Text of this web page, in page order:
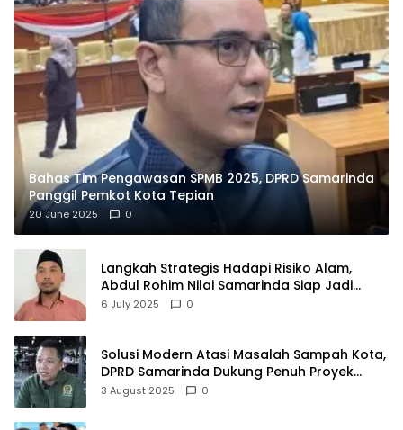
Bahas Tim Pengawasan SPMB 2025, DPRD Samarinda
Panggil Pemkot Kota Tepian
20 June 2025 0
Langkah Strategis Hadapi Risiko Alam,
Abdul Rohim Nilai Samarinda Siap Jadi
Pusat Logistik Bencana Kalimantan
6 July 2025 0
Solusi Modern Atasi Masalah Sampah Kota,
DPRD Samarinda Dukung Penuh Proyek
PLTSA
3 August 2025 0